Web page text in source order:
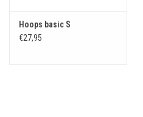
Hoops basic S
€27,95